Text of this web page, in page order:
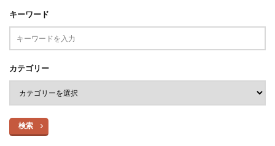
キーワード
カテゴリー
検索